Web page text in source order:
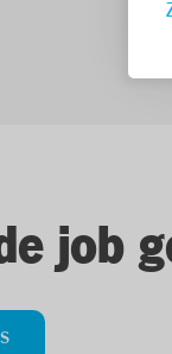
job